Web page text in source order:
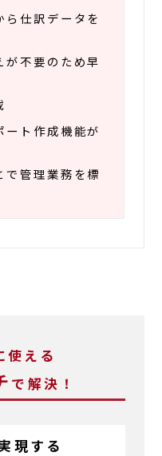
仕訳データを
が不要のため早
ート作成機能が
で管理業務を標
使える
で 解決！
現する